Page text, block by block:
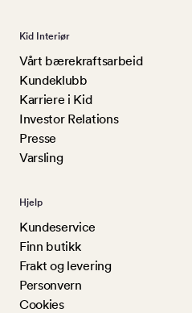
Kid Interiør
Vårt bærekraftsarbeid
Kundeklubb
Karriere i Kid
Investor Relations
Presse
Varsling
Hjelp
Kundeservice
Finn butikk
Frakt og levering
Personvern
Cookies